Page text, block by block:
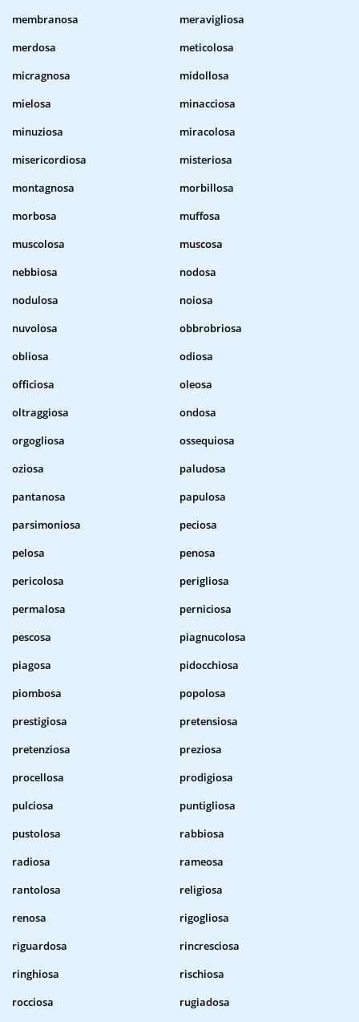
membranosa
meravigliosa
merdosa
meticolosa
micragnosa
midollosa
mielosa
minacciosa
minuziosa
miracolosa
misericordiosa
misteriosa
montagnosa
morbillosa
morbosa
muffosa
muscolosa
muscosa
nebbiosa
nodosa
nodulosa
noiosa
nuvolosa
obbrobriosa
obliosa
odiosa
officiosa
oleosa
oltraggiosa
ondosa
orgogliosa
ossequiosa
oziosa
paludosa
pantanosa
papulosa
parsimoniosa
peciosa
pelosa
penosa
pericolosa
perigliosa
permalosa
perniciosa
pescosa
piagnucolosa
piagosa
pidocchiosa
piombosa
popolosa
prestigiosa
pretensiosa
pretenziosa
preziosa
procellosa
prodigiosa
pulciosa
puntigliosa
pustolosa
rabbiosa
radiosa
rameosa
rantolosa
religiosa
renosa
rigogliosa
riguardosa
rincresciosa
ringhiosa
rischiosa
rocciosa
rugiadosa